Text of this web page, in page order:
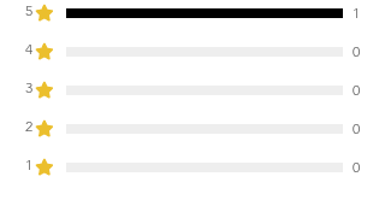
5
1
4
0
3
0
2
0
1
0